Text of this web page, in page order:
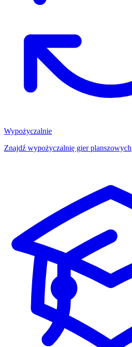
Wypożyczalnie
Znajdź wypożyczalnię gier planszowych